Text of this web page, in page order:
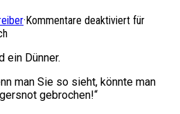
·Kommentare deaktiviert für
ein Dünner.
man Sie so sieht, könnte man
gebrochen!“